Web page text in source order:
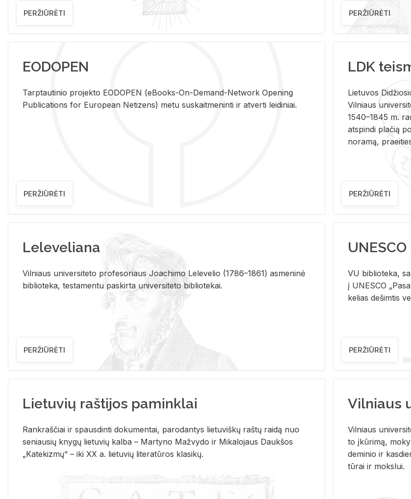
PERŽIŪRĖTI PERŽIŪRĖTI
EODOPEN
Tarp­tau­ti­nio pro­jek­to EO­DO­PEN (eBo­oks-On-De­mand-Ne­twork Ope­ning
Pub­li­ca­tions for Eu­ro­pe­an Ne­ti­zens) metu su­skait­me­nin­ti ir at­ver­ti lei­di­niai.
PERŽIŪRĖTI
LDK
Lie­tu­vos
Vil­niaus
1540–1845 m.
at­spin­di pla­čią
no­ra­mą,
PERŽIŪRĖTI
Leleveliana
Vil­niaus uni­ver­si­te­to pro­fe­so­riaus Jo­a­chi­mo Le­le­ve­lio (1786–1861) as­me­ni­nė
bi­b­lio­te­ka, te­sta­men­tu pa­skir­ta uni­ver­si­te­to bi­b­lio­te­kai.
PERŽIŪRĖTI
VU biblioteka,
į UNESCO
kelias dešimtis
PERŽIŪRĖTI
Lietuvių raštijos paminklai
Rank­raš­čiai ir spaus­din­ti do­ku­men­tai, pa­ro­dan­tys lie­tu­viš­kų raš­tų rai­dą nuo
se­niau­sių kny­gų lie­tu­vių kal­ba – Mar­ty­no Ma­žvy­do ir Mi­ka­lo­jaus Dauk­šos
„Ka­te­kiz­mų“ – iki XX a. lie­tu­vių li­te­ra­tū­ros kla­si­kų.
Vilniaus
Vil­niaus
to įkū­ri­mą,
de­mi­nio ir
tū­rai ir moks­lui.